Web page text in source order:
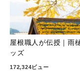
屋根職人が伝授｜雨
ッズ
172,324ビュー